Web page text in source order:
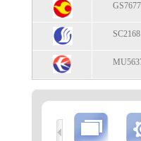
GS7677
SC2168